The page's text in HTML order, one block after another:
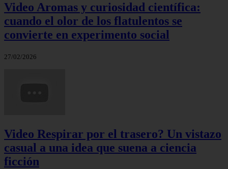
Video Aromas y curiosidad científica:
cuando el olor de los flatulentos se
convierte en experimento social
27/02/2026
Video Respirar por el trasero? Un vistazo
casual a una idea que suena a ciencia
ficción